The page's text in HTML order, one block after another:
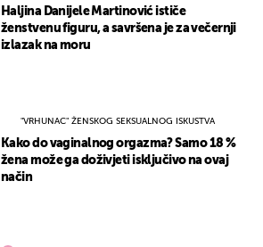
Haljina Danijele Martinović ističe
ženstvenu figuru, a savršena je za večernji
izlazak na moru
"VRHUNAC" ŽENSKOG SEKSUALNOG ISKUSTVA
Kako do vaginalnog orgazma? Samo 18 %
žena može ga doživjeti isključivo na ovaj
način